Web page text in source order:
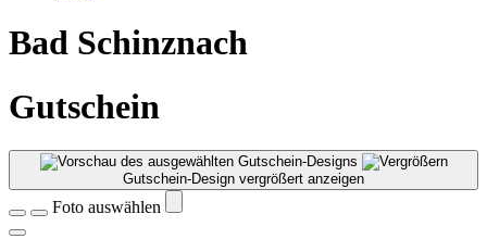
Bad Schinznach
Gutschein
Gutschein-Design vergrößert anzeigen
Foto auswählen